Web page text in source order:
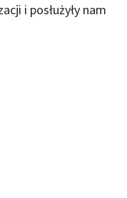
i posłużyły nam